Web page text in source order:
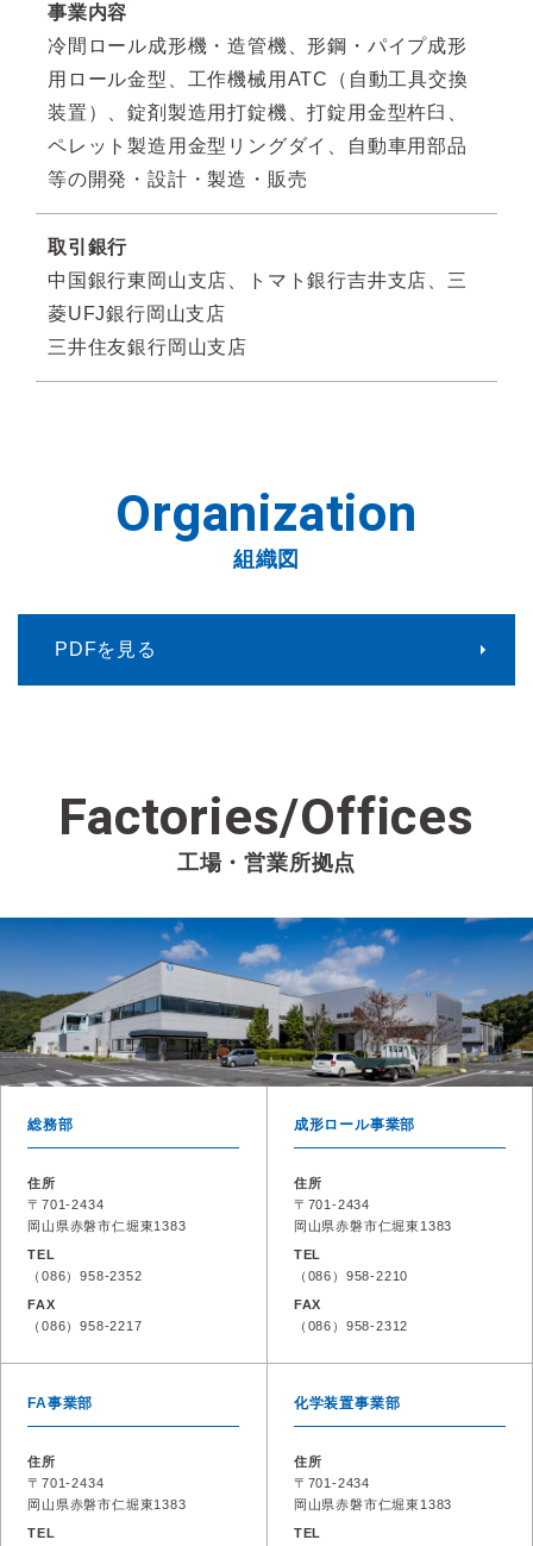
事業内容
冷間ロール成形機・造管機、形鋼・パイプ成形
用ロール金型、⼯作機械⽤ATC（⾃動⼯具交換
装置）、錠剤製造⽤打錠機、打錠⽤⾦型杵臼、
ペレット製造用金型リングダイ、⾃動⾞⽤部品
等の開発・設計・製造・販売
取引銀⾏
中国銀⾏東岡⼭⽀店、トマト銀⾏吉井⽀店、三
菱UFJ銀行岡山支店
三井住友銀⾏岡⼭⽀店
Organization
組織図
PDFを見る
Factories/Offices
工場・営業所拠点
総務部
住所
〒701-2434
岡山県赤磐市仁堀東1383
TEL
（086）958-2352
FAX
（086）958-2217
成形ロール事業部
住所
〒701-2434
岡山県赤磐市仁堀東1383
TEL
（086）958-2210
FAX
（086）958-2312
FA事業部
住所
〒701-2434
岡山県赤磐市仁堀東1383
TEL
化学装置事業部
住所
〒701-2434
岡山県赤磐市仁堀東1383
TEL